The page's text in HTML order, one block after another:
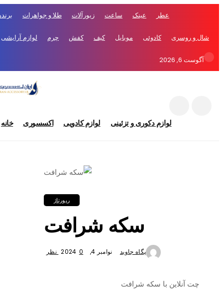
برندها طلا و جواهرات زیورآلات ساعت عینک عطر
لوازم آرایشی چرم کفش کیف موبایل کادوئی شال و روسری
آگوست 6, 2026
خانه اکسسوری لوازم کادویی لوازم دکوری و تزئینی
رپورتاژ
سکه شرافت
پگاه جاوید نوامبر 4, 2024
چت آنلاین با سکه شرافت